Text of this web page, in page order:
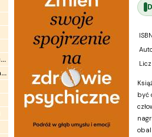
Pomoce dydaktyczne dla nauczycieli
Pomoce edukacyjne dla uczniów
być